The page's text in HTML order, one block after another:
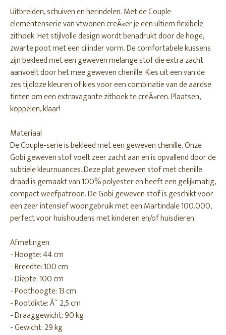
Uitbreiden, schuiven en herindelen. Met de Couple
elementenserie van vtwonen creÃ«er je een ultiem flexibele
zithoek. Het stijlvolle design wordt benadrukt door de hoge,
zwarte poot met een cilinder vorm. De comfortabele kussens
zijn bekleed met een geweven melange stof die extra zacht
aanvoelt door het mee geweven chenille. Kies uit een van de
zes tijdloze kleuren of kies voor een combinatie van de aardse
tinten om een extravagante zithoek te creÃ«ren. Plaatsen,
koppelen, klaar!
Materiaal
De Couple-serie is bekleed met een geweven chenille. Onze
Gobi geweven stof voelt zeer zacht aan en is opvallend door de
subtiele kleurnuances. Deze plat geweven stof met chenille
draad is gemaakt van 100% polyester en heeft een gelijkmatig,
compact weefpatroon. De Gobi geweven stof is geschikt voor
een zeer intensief woongebruik met een Martindale 100.000,
perfect voor huishoudens met kinderen en/of huisdieren.
Afmetingen
- Hoogte: 44 cm
- Breedte: 100 cm
- Diepte: 100 cm
- Poothoogte: 13 cm
- Pootdikte: Ã˜ 2,5 cm
- Draaggewicht: 90 kg
- Gewicht: 29 kg